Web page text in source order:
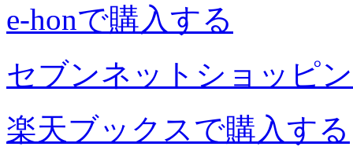
e-honで購入する
セブンネットショッピ
楽天ブックスで購入する